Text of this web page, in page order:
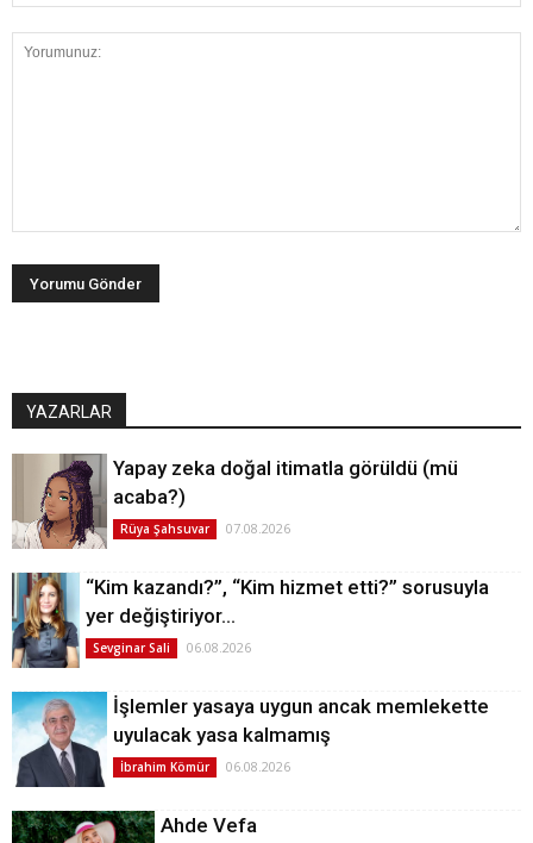
YAZARLAR
Yapay zeka doğal itimatla görüldü (mü
acaba?)
Rüya Şahsuvar 07.08.2026
“Kim kazandı?”, “Kim hizmet etti?” sorusuyla
yer değiştiriyor…
Sevginar Sali 06.08.2026
İşlemler yasaya uygun ancak memlekette
uyulacak yasa kalmamış
İbrahim Kömür 06.08.2026
Ahde Vefa